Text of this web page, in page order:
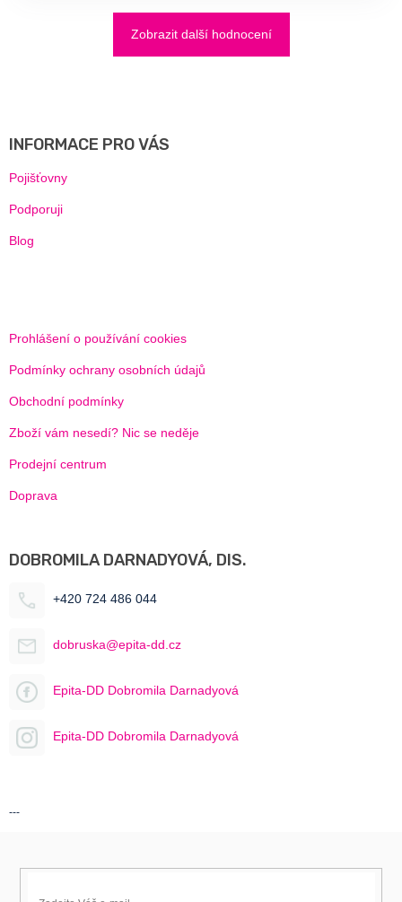
Zobrazit další hodnocení
INFORMACE PRO VÁS
Pojišťovny
Podporuji
Blog
Prohlášení o používání cookies
Podmínky ochrany osobních údajů
Obchodní podmínky
Zboží vám nesedí? Nic se neděje
Prodejní centrum
Doprava
DOBROMILA DARNADYOVÁ, DIS.
+420 724 486 044
dobruska@epita-dd.cz
Epita-DD Dobromila Darnadyová
Epita-DD Dobromila Darnadyová
---